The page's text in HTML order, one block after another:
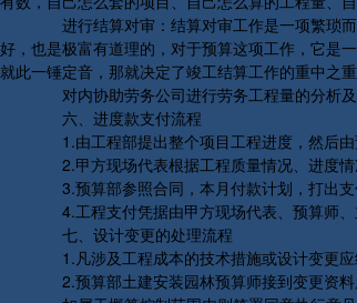
进行结算对审：结算对审工作是一项繁琐而
好，也是极富有道理的，对于预算这项工作，它是
就此一锤定音，那就决定了竣工结算工作的重中之
对内协助劳务公司进行劳务工程量的分析及
六、进度款支付流程
1.由工程部提出整个项目工程进度，然后由
2.甲方现场代表根据工程质量情况、进度情
3.预算部参照合同，本月付款计划，打出支
4.工程支付凭据由甲方现场代表、预算师、
七、设计变更的处理流程
1.凡涉及工程成本的技术措施或设计变更应
2.预算部土建安装园林预算师接到变更资料